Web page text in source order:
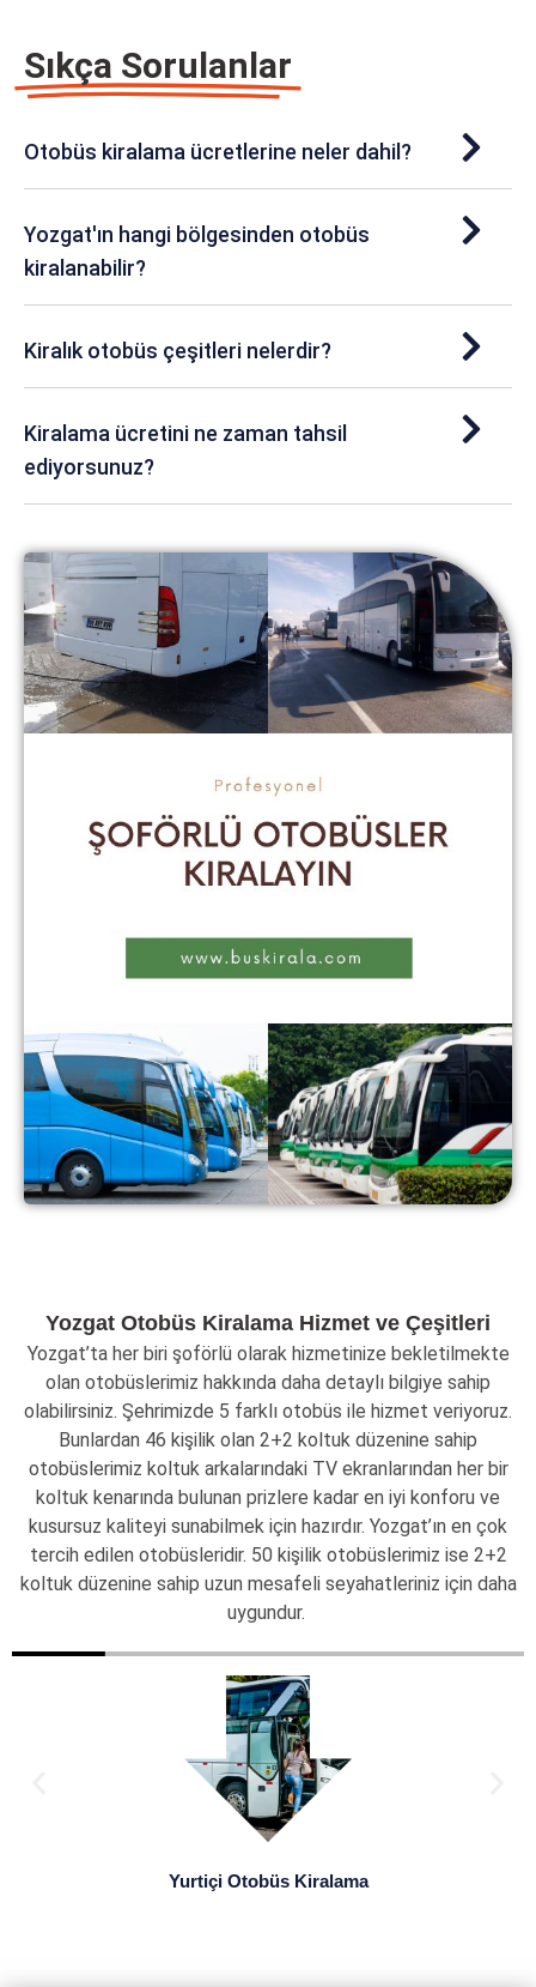
Sıkça Sorulanlar
Otobüs kiralama ücretlerine neler dahil?
Yozgat'ın hangi bölgesinden otobüs
kiralanabilir?
Kiralık otobüs çeşitleri nelerdir?
Kiralama ücretini ne zaman tahsil
ediyorsunuz?
Yozgat Otobüs Kiralama Hizmet ve Çeşitleri
Yozgat’ta her biri şoförlü olarak hizmetinize bekletilmekte
olan otobüslerimiz hakkında daha detaylı bilgiye sahip
olabilirsiniz. Şehrimizde 5 farklı otobüs ile hizmet veriyoruz.
Bunlardan 46 kişilik olan 2+2 koltuk düzenine sahip
otobüslerimiz koltuk arkalarındaki TV ekranlarından her bir
koltuk kenarında bulunan prizlere kadar en iyi konforu ve
kusursuz kaliteyi sunabilmek için hazırdır. Yozgat’ın en çok
tercih edilen otobüsleridir. 50 kişilik otobüslerimiz ise 2+2
koltuk düzenine sahip uzun mesafeli seyahatleriniz için daha
uygundur.
Yurtiçi Otobüs Kiralama